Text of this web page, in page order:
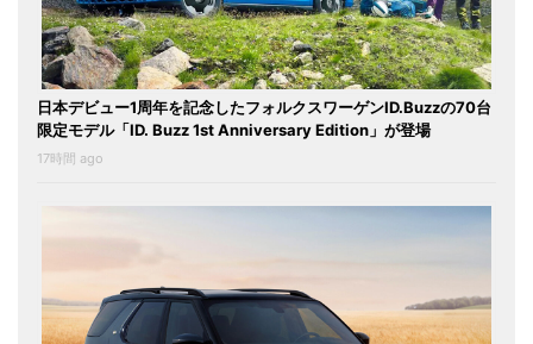
日本デビュー1周年を記念したフォルクスワーゲンID.Buzzの70台
限定モデル「ID. Buzz 1st Anniversary Edition」が登場
17時間 ago